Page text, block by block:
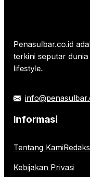
Penasulbar.co.id
terkini seputar
lifestyle.
Informasi
Tentang Kami
Kebijakan Privasi